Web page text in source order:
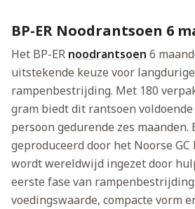
BP-ER Noodrantsoen 6
Het BP-ER noodrantsoen 6
uitstekende keuze voor
rampenbestrijding. Met 180
gram biedt dit rantsoen
persoon gedurende zes maanden.
geproduceerd door het Noorse GC
wordt wereldwijd ingezet door
eerste fase van
voedingswaarde, compacte vorm